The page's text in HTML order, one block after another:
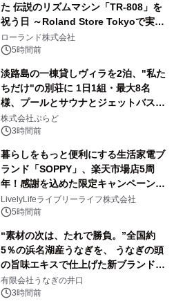
た 伝説のリズムマシン「TR-808」を
祝う日 ～Roland Store Tokyoで実機
を展示しての 記念キャンペーンを開
催 英国ラジオ「NTS」の 特別プログ
アーティストを フィーチャーしたアニ
メーションを公開～
ローランド株式会社
5時間前
淡路島の一棟貸しヴィラを2泊、"私た
ちだけ"の別荘に 1日1組・最大8名
様、プールとサウナとジェットバス付
きで Villa Mon Temps AWAJIの連泊
素泊りプラン
株式会社ぷらど
3時間前
暮らしをもっと便利にする生活家電ブ
ランド「SOPPY」、楽天市場店5周
年！感謝を込めた限定キャンペーンを
8月10日より開催
LivelyLifeライブリーライフ株式会社
5時間前
“素材の次は、たれで勝負。”全国約
5％の浜名湖産うなぎを、 うなぎの頭
の旨味エキスで仕上げた新ブランド
「井口の誉」誕生
有限会社うなぎの井口
3時間前